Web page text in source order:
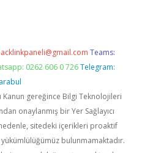
Teams:
0262 606 0 726 Telegram:
Kanun gereğince Bilgi Teknolojileri
onaylanmış bir Yer Sağlayıcı
sitedeki içerikleri proaktif
bulunmamaktadır.